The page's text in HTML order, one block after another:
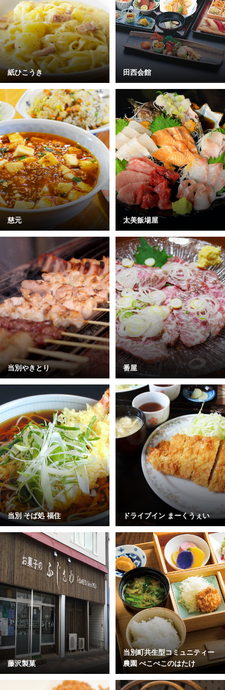
紙ひこうき 田西会館
慈元 太美飯場屋
当別やきとり 番屋
当別 そば処 福住 ドライブイン まーくうぇい
藤沢製菓
当別町共生型コミュニティー
農園 ぺこぺこのはたけ